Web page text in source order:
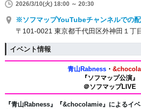
2026/3/10(火) 18:00 ～ 20:30
※ソフマップYouTubeチャンネルでの配
〒101-0021 東京都千代田区外神田１丁
イベント情報
青山Rabness・
『ソフマップ公演』
＠ソフマップLIVE
『青山Rabness』 『&chocolamie』 によるイ